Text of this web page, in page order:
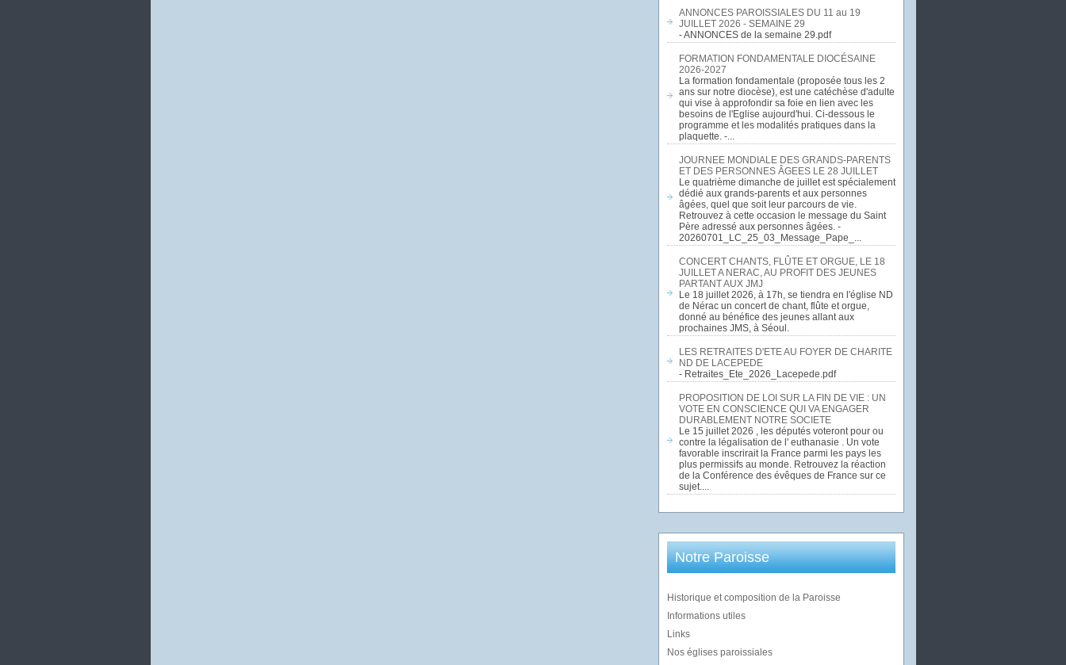
ANNONCES PAROISSIALES DU 11 au 19
JUILLET 2026 - SEMAINE 29
- ANNONCES de la semaine 29.pdf
FORMATION FONDAMENTALE DIOCÉSAINE
2026-2027
La formation fondamentale (proposée tous les 2
ans sur notre diocèse), est une catéchèse d'adulte
qui vise à approfondir sa foie en lien avec les
besoins de l'Eglise aujourd'hui. Ci-dessous le
programme et les modalités pratiques dans la
plaquette. -...
JOURNEE MONDIALE DES GRANDS-PARENTS
ET DES PERSONNES ÂGEES LE 28 JUILLET
Le quatrième dimanche de juillet est spécialement
dédié aux grands-parents et aux personnes
âgées, quel que soit leur parcours de vie.
Retrouvez à cette occasion le message du Saint
Père adressé aux personnes âgées. -
20260701_LC_25_03_Message_Pape_...
CONCERT CHANTS, FLÛTE ET ORGUE, LE 18
JUILLET A NERAC, AU PROFIT DES JEUNES
PARTANT AUX JMJ
Le 18 juillet 2026, à 17h, se tiendra en l'église ND
de Nérac un concert de chant, flûte et orgue,
donné au bénéfice des jeunes allant aux
prochaines JMS, à Séoul.
LES RETRAITES D'ETE AU FOYER DE CHARITE
ND DE LACEPEDE
- Retraites_Ete_2026_Lacepede.pdf
PROPOSITION DE LOI SUR LA FIN DE VIE : UN
VOTE EN CONSCIENCE QUI VA ENGAGER
DURABLEMENT NOTRE SOCIETE
Le 15 juillet 2026 , les députés voteront pour ou
contre la légalisation de l' euthanasie . Un vote
favorable inscrirait la France parmi les pays les
plus permissifs au monde. Retrouvez la réaction
de la Conférence des évêques de France sur ce
sujet....
Notre Paroisse
Historique et composition de la Paroisse
Informations utiles
Links
Nos églises paroissiales